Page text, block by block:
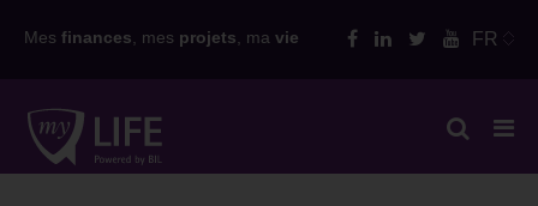
to
Mes finances , mes projets , ma vie FR